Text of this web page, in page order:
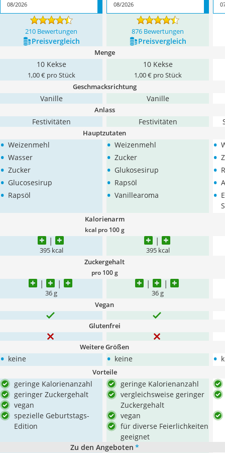
08/2026
08/2026
210 Bewertungen 876 Bewertungen
Preis­vergleich Preis­vergleich
Menge
10 Kekse
1,00 € pro Stück
10 Kekse
1,00 € pro Stück
Geschmacksrichtung
Vanille Vanille
Anlass
Festivitäten Festivitäten
Hauptzutaten
• Weizenmehl
• Wasser
• Zucker
• Glucosesirup
• Rapsöl
• Weizenmehl
• Zucker
• Glukosesirup
• Rapsöl
• Vanillearoma
•
•
•
•
•
Kalorienarm
kcal pro 100 g
395 kcal 395 kcal
Zuckergehalt
pro 100 g
36 g 36 g
Vegan
Glutenfrei
Weitere Größen
• keine • keine •
Vorteile
geringe Kalorienanzahl
geringer Zuckergehalt
vegan
spezielle Geburtstags-
Edition
geringe Kalorienanzahl
vergleichsweise geringer
Zuckergehalt
vegan
für diverse Feierlichkeiten
geeignet
Zu den Angeboten *